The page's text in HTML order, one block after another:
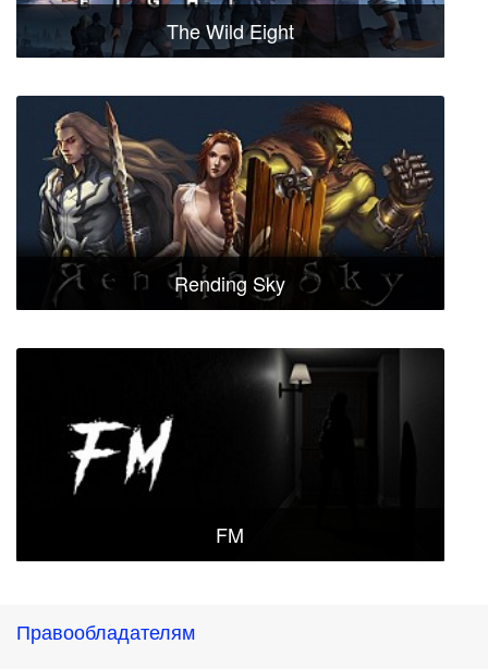
The Wild Eight
Rending Sky
FM
Правообладателям